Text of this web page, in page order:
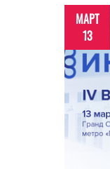
МАРТ
13